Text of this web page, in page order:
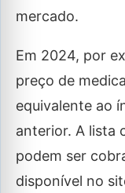
mercado.
Em 2024, por
preço de
equivalente ao
anterior. A lista
podem ser
disponível no